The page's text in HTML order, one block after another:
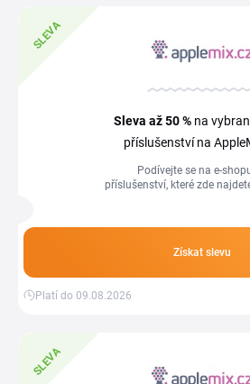
SLEVA
Sleva až 50 % na
příslušenství na
Podívejte se na e-
příslušenství, které zde
část peněz zpět.
Získat slevu
Platí do 09.08.2026
SLEVA